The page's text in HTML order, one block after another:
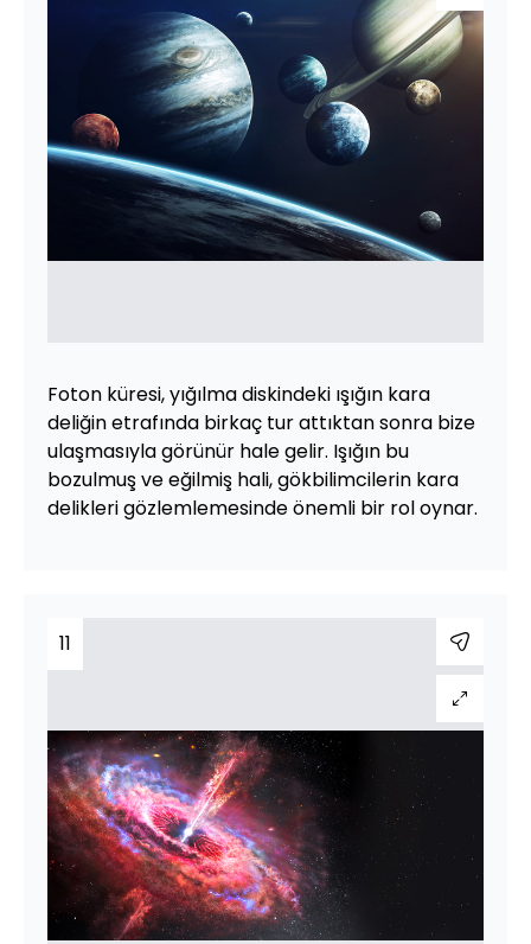
Foton küresi, yığılma diskindeki ışığın kara
deliğin etrafında birkaç tur attıktan sonra bize
ulaşmasıyla görünür hale gelir. Işığın bu
bozulmuş ve eğilmiş hali, gökbilimcilerin kara
delikleri gözlemlemesinde önemli bir rol oynar.
11